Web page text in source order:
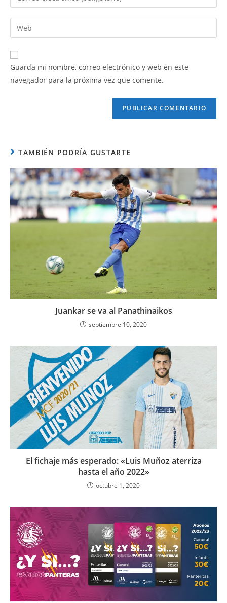
Guarda mi nombre, correo electrónico y web en este
navegador para la próxima vez que comente.
TAMBIÉN PODRÍA GUSTARTE
Juankar se va al Panathinaikos
septiembre 10, 2020
El fichaje más esperado: «Luis Muñoz aterriza
hasta el año 2022»
octubre 1, 2020